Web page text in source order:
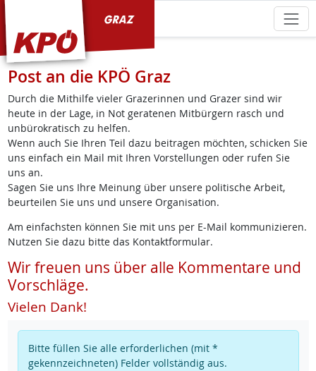
Post an die KPÖ Graz
Durch die Mithilfe vieler Grazerinnen und Grazer sind wir
heute in der Lage, in Not geratenen Mitbürgern rasch und
unbürokratisch zu helfen.
Wenn auch Sie Ihren Teil dazu beitragen möchten, schicken Sie
uns einfach ein Mail mit Ihren Vorstellungen oder rufen Sie
uns an.
Sagen Sie uns Ihre Meinung über unsere politische Arbeit,
beurteilen Sie uns und unsere Organisation.
Am einfachsten können Sie mit uns per E-Mail kommunizieren.
Nutzen Sie dazu bitte das Kontaktformular.
Wir freuen uns über alle Kommentare und
Vorschläge.
Vielen Dank!
Bitte füllen Sie alle erforderlichen (mit *
gekennzeichneten) Felder vollständig aus.